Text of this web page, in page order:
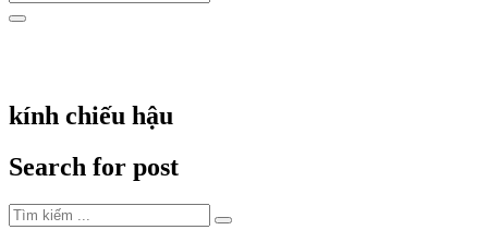
kính chiếu hậu
Search for post